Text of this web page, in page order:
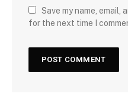
Save my name, email,
for the next time I